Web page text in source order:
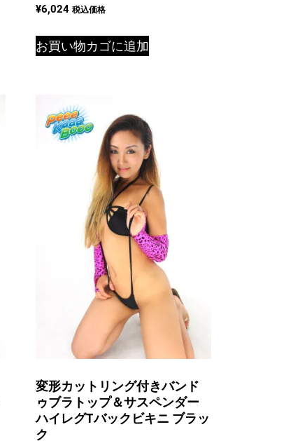
5段階中
4.50
¥6,024 税込価格
お買い物カゴに追加
変形カットリング付きバンド
ゥブラトップ＆サスペンダー
ハイレグTバックビキニ ブラッ
ク